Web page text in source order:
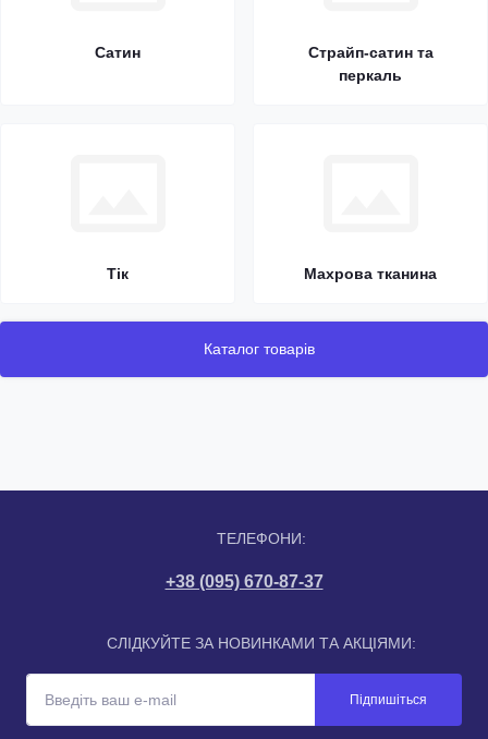
Сатин
Страйп-сатин та
перкаль
Тік Махрова тканина
Каталог товарів
ТЕЛЕФОНИ:
+38 (095) 670-87-37
СЛІДКУЙТЕ ЗА НОВИНКАМИ ТА АКЦІЯМИ:
Підпишіться